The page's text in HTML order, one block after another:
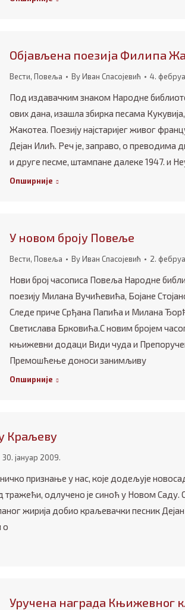
Објављена поезија Филипа
Вести, Повеља ByИван Спасојевић 4.
Под издавачким знаком Народне
ових дана, изашла збирка песама
Жакотеа. Поезију најстаријег живог
Дејан Илић. Реч је, заправо, о преводима
и друге песме, штампане далеке 1947. и
Опширније
У новом броју Повеље
Вести, Повеља ByИван Спасојевић 2.
Нови број часописа Повеља Народне
поезију Милана Вучићевића, Бојане
Следе приче Срђана Папића и Милана
Светислава Брковића.С новим бројем
књижевни додаци Види чуда и
Премошћење доноси занимљиву
Опширније
Краљеву
30. јануар 2009.
признање у нас, које додељује
тражећи, одлучено је синоћ у Новом Саду.
жирија добио краљевачки песник
о
Уручена награда Књижевног